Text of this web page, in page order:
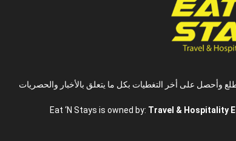
وأحصل على أخر التغطيات بكل ما يتعلق بالأخبار والحصريات
Eat ‘N Stays is owned by: Travel & Hospitality